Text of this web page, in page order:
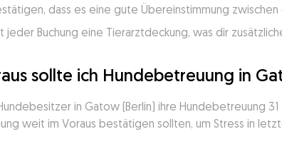
dass es eine gute Übereinstimmung
Buchung eine Tierarztdeckung, was dir
sollte ich Hundebetreuung in
in Gatow (Berlin) ihre Hundebetreuung
weit im Voraus bestätigen sollten, um Stress in